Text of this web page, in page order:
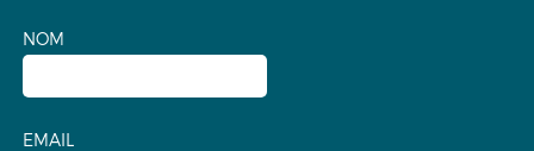
NOM
EMAIL